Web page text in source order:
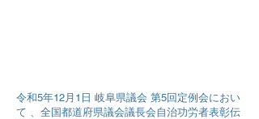
令和5年12月1日 岐阜県議会 第5回定例会におい
て 、全国都道府県議会議長会自治功労者表彰伝